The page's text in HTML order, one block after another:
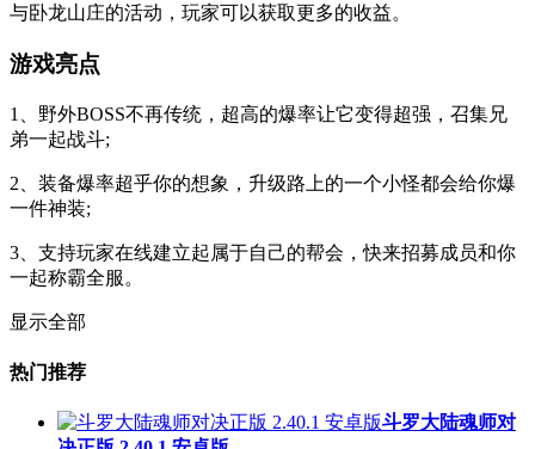
与卧龙山庄的活动，玩家可以获取更多的收益。
游戏亮点
1、野外BOSS不再传统，超高的爆率让它变得超强，召集兄
弟一起战斗;
2、装备爆率超乎你的想象，升级路上的一个小怪都会给你爆
一件神装;
3、支持玩家在线建立起属于自己的帮会，快来招募成员和你
一起称霸全服。
显示全部
热门推荐
斗罗大陆魂师对